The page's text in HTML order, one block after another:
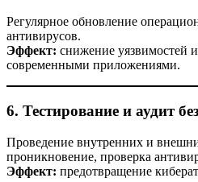
Регулярное обновление
антивирусов.
Эффект: снижение уязвимостей
современными приложениями.
6. Тестирование и аудит
Проведение внутренних и
проникновение, проверка
Эффект: предотвращение